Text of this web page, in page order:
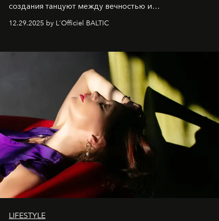
создания танцуют между вечностью и
современностью.
12.29.2025 by L'Officiel BALTIC
LIFESTYLE